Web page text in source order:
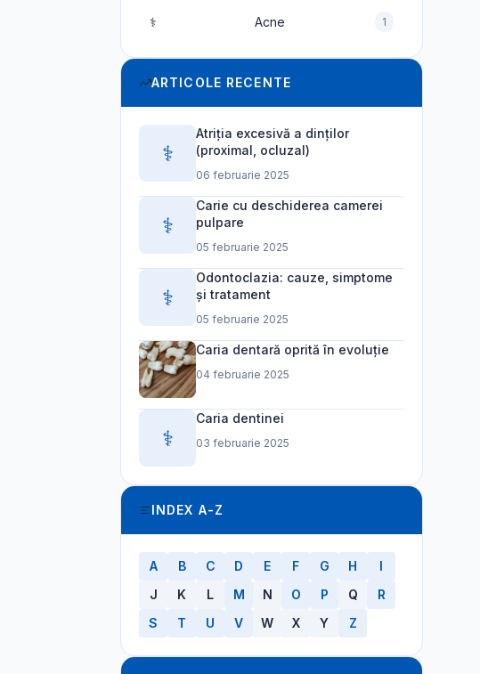
⚕️ Acne 1
ARTICOLE RECENTE
⚕️
Atriția excesivă a dinților
(proximal, ocluzal)
06 februarie 2025
⚕️
Carie cu deschiderea camerei
pulpare
05 februarie 2025
⚕️
Odontoclazia: cauze, simptome
și tratament
05 februarie 2025
Caria dentară oprită în evoluție
04 februarie 2025
⚕️
Caria dentinei
03 februarie 2025
INDEX A-Z
A B C D E F G H
I
J
K L M N O P Q
R
S
T U V W X Y Z